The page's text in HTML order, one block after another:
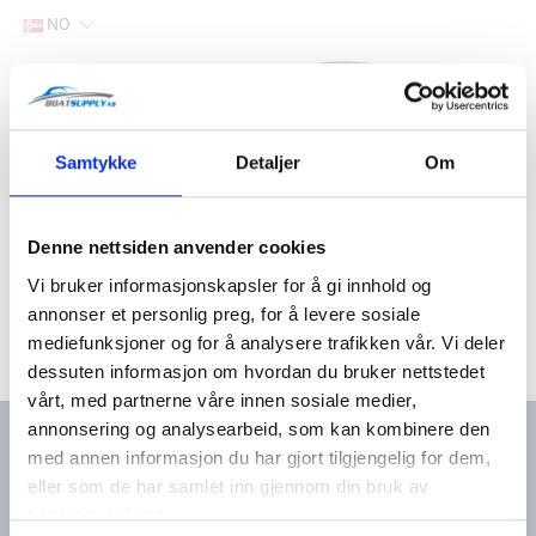
Samtykke Detaljer Om
Denne nettsiden anvender cookies
Vi bruker informasjonskapsler for å gi innhold og
annonser et personlig preg, for å levere sosiale
mediefunksjoner og for å analysere trafikken vår. Vi deler
dessuten informasjon om hvordan du bruker nettstedet
vårt, med partnerne våre innen sosiale medier,
annonsering og analysearbeid, som kan kombinere den
med annen informasjon du har gjort tilgjengelig for dem,
eller som de har samlet inn gjennom din bruk av
tjenestene deres.
NO
Hjem
Filter
Kontakt oss Meny